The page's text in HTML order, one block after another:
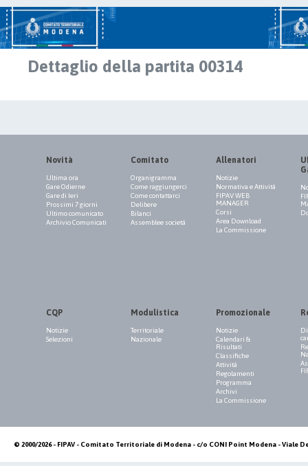
Dettaglio della partita 00314
Novità
Ultima ora
Gare Odierne
Gare di Ieri
Prossimi 7 giorni
Ultimo comunicato
Archivio Comunicati
Comitato
Organigramma
Come raggiungerci
Come contattarci
Delibere
Bilanci
Assemblee società
Allenatori
Notizie
Normativa e Attività
FIPAV WEB
MANAGER
Corsi
Area Download
La Commissione
CQP
Notizie
Selezioni
Modulistica
Territoriale
Nazionale
Promozionale
Notizie
Calendari &
Risultati
Classifiche
Attività
Regolamenti
Programma
Archivi
La Commissione
© 2000/2026 - FIPAV - Comitato Territoriale di Modena - c/o CONI Point Modena - Viale